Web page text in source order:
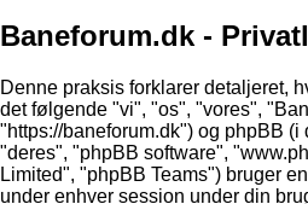
Baneforum.dk -
Denne praksis forklarer detaljeret,
det følgende "vi", "os", "vores",
"https://baneforum.dk") og phpBB
"deres", "phpBB software",
Limited", "phpBB Teams") bruger
under enhver session under din